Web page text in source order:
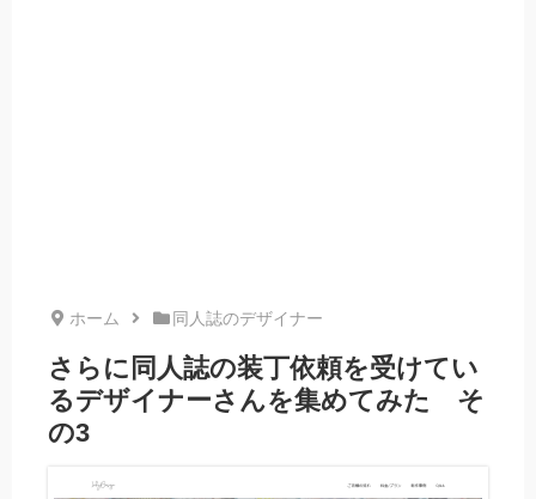
ホーム 同人誌のデザイナー
さらに同人誌の装丁依頼を受けてい
るデザイナーさんを集めてみた そ
の3